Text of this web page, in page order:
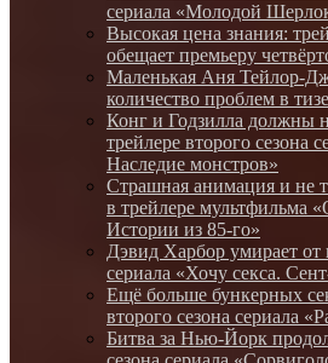
сериала «Молодой
Высокая цена знания:
обещает премьеру
Маленькая Аня Тейлор-
количество проблем в
Конг и Годзилла должны
трейлере второго сезона
Наследие монстров»
Страшная анимация и не
в трейлере мультфильма
Истории из 85-го»
Дэвид Харбор умирает от
сериала «Хочу секса.
Ещё больше бункерных
второго сезона сериала
Битва за Нью-Йорк